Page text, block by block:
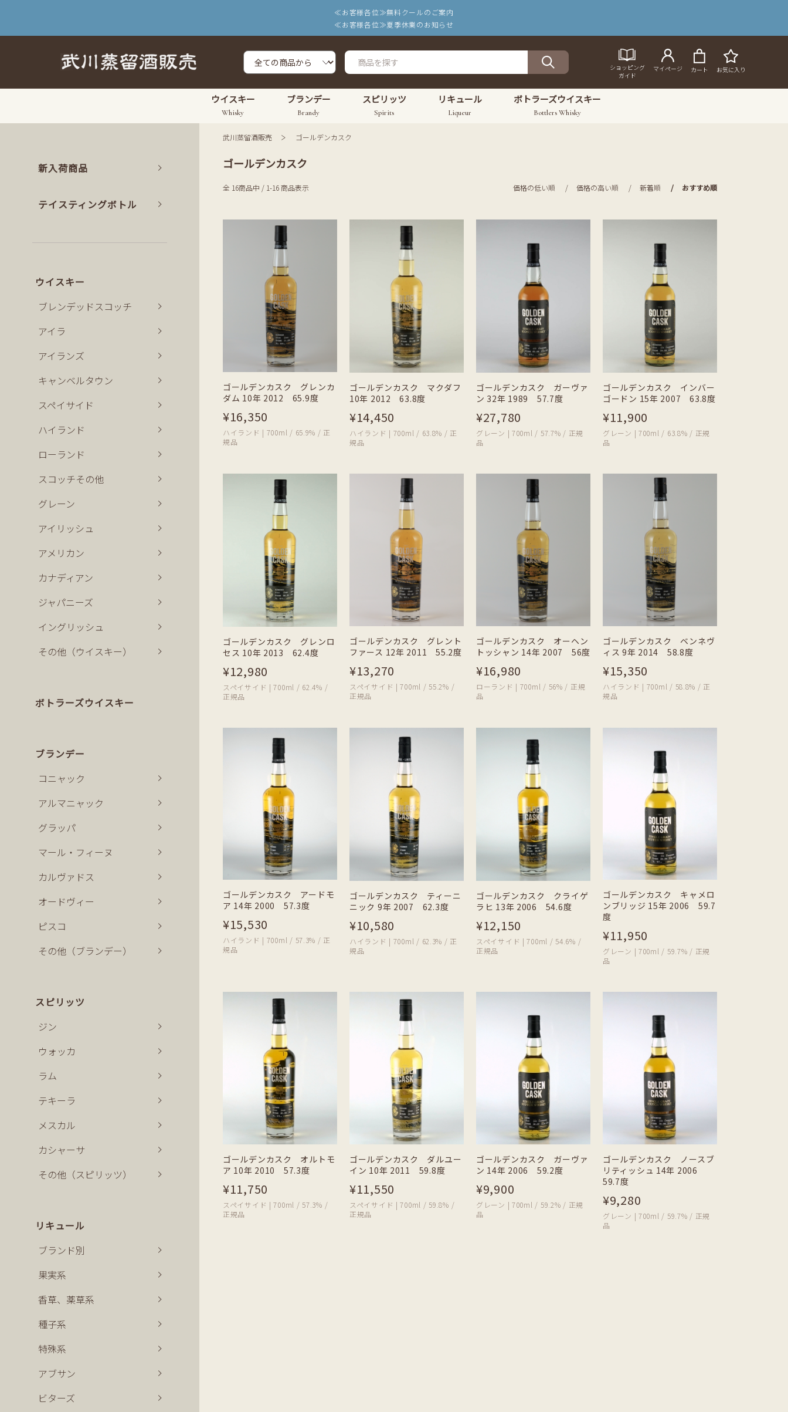
≪お客様各位≫無料クールのご案内
≪お客様各位≫夏季休業のお知らせ
ショッピング
ガイド
マイページ カート お気に入り
ウイスキー
Whisky
ブランデー
Brandy
スピリッツ
Spirits
リキュール
Liqueur
ボトラーズウイスキー
Bottlers Whisky
武川蒸留酒販売 ゴールデンカスク
ゴールデンカスク
全 16商品中 / 1-16 商品表示 価格の低い順 価格の高い順 新着順 おすすめ順
ゴールデンカスク グレンカ
ダム 10年 2012 65.9度
¥16,350
ハイランド | 700ml / 65.9% / 正
規品
ゴールデンカスク マクダフ
10年 2012 63.8度
¥14,450
ハイランド | 700ml / 63.8% / 正
規品
ゴールデンカスク ガーヴァ
ン 32年 1989 57.7度
¥27,780
グレーン | 700ml / 57.7% / 正規
品
ゴールデンカスク インバー
ゴードン 15年 2007 63.8度
¥11,900
グレーン | 700ml / 63.8% / 正規
品
ゴールデンカスク グレンロ
セス 10年 2013 62.4度
¥12,980
スペイサイド | 700ml / 62.4% /
正規品
ゴールデンカスク グレント
ファース 12年 2011 55.2度
¥13,270
スペイサイド | 700ml / 55.2% /
正規品
ゴールデンカスク オーヘン
トッシャン 14年 2007 56度
¥16,980
ローランド | 700ml / 56% / 正規
品
ゴールデンカスク ベンネヴ
ィス 9年 2014 58.8度
¥15,350
ハイランド | 700ml / 58.8% / 正
規品
ゴールデンカスク アードモ
ア 14年 2000 57.3度
¥15,530
ハイランド | 700ml / 57.3% / 正
規品
ゴールデンカスク ティーニ
ニック 9年 2007 62.3度
¥10,580
ハイランド | 700ml / 62.3% / 正
規品
ゴールデンカスク クライゲ
ラヒ 13年 2006 54.6度
¥12,150
スペイサイド | 700ml / 54.6% /
正規品
ゴールデンカスク キャメロ
ンブリッジ 15年 2006 59.7
度
¥11,950
グレーン | 700ml / 59.7% / 正規
品
ゴールデンカスク オルトモ
ア 10年 2010 57.3度
¥11,750
スペイサイド | 700ml / 57.3% /
正規品
ゴールデンカスク ダルユー
イン 10年 2011 59.8度
¥11,550
スペイサイド | 700ml / 59.8% /
正規品
ゴールデンカスク ガーヴァ
ン 14年 2006 59.2度
¥9,900
グレーン | 700ml / 59.2% / 正規
品
ゴールデンカスク ノースブ
リティッシュ 14年 2006
59.7度
¥9,280
グレーン | 700ml / 59.7% / 正規
品
新入荷商品
テイスティングボトル
ウイスキー
ブレンデッドスコッチ
アイラ
アイランズ
キャンベルタウン
スペイサイド
ハイランド
ローランド
スコッチその他
グレーン
アイリッシュ
アメリカン
カナディアン
ジャパニーズ
イングリッシュ
その他（ウイスキー）
ボトラーズウイスキー
ブランデー
コニャック
アルマニャック
グラッパ
マール・フィーヌ
カルヴァドス
オードヴィー
ピスコ
その他（ブランデー）
スピリッツ
ジン
ウォッカ
ラム
テキーラ
メスカル
カシャーサ
その他（スピリッツ）
リキュール
ブランド別
果実系
香草、薬草系
種子系
特殊系
アブサン
ビターズ